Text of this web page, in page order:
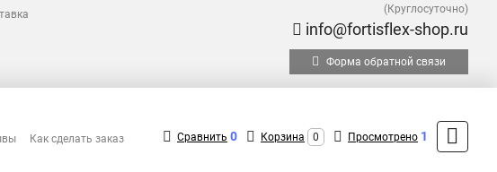
(Круглосуточно)
info@fortisflex-shop.ru
Форма обратной связи
Как сделать заказ Сравнить 0 Корзина 0 Просмотрено 1